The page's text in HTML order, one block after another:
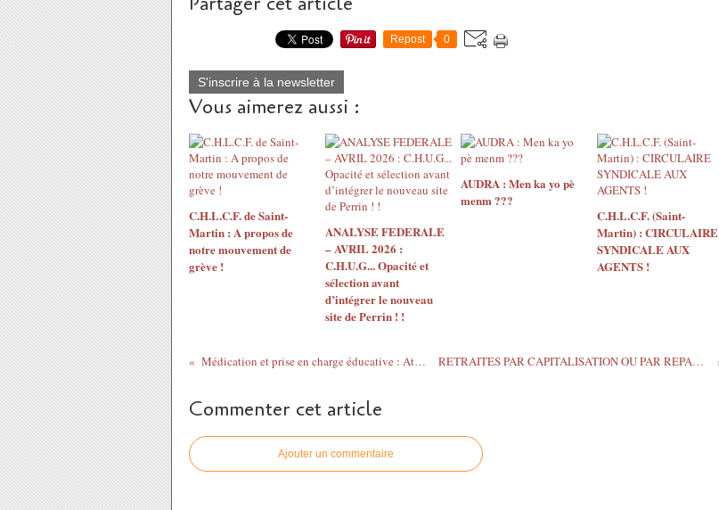
Repost 0
S'inscrire à la newsletter
Vous aimerez aussi :
C.H.L.C.F. de Saint-
Martin : A propos de
notre mouvement de
grève !
ANALYSE FEDERALE
– AVRIL 2026 :
C.H.U.G... Opacité et
sélection avant
d’intégrer le nouveau
site de Perrin ! !
AUDRA : Men ka yo pè
menm ???
C.H.L.C.F. (Saint-
Martin) : CIRCULAIRE
SYNDICALE AUX
AGENTS !
Médication et prise en charge éducative : Attention ! RETRAITES PAR CAPITALISATION OU PAR REPARTITION ?
Commenter cet article
Ajouter un commentaire